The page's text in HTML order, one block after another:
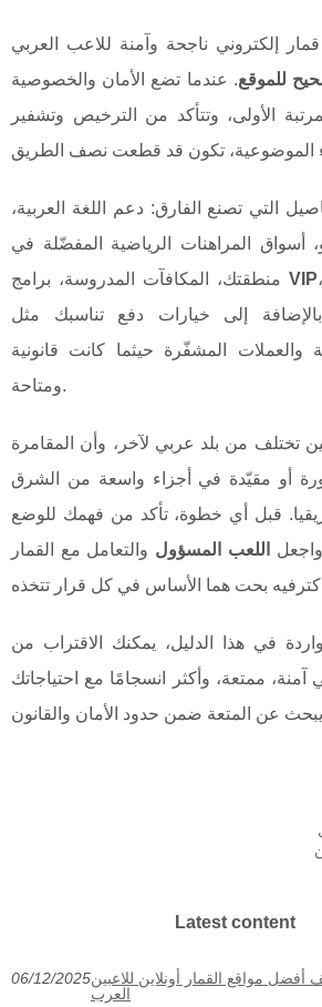
إلكتروني ناجحة وآمنة للاعب العربي
للموقع. عندما تضع الأمان والخصوصية
التي تصنع الفارق: دعم اللغة العربية،
أسواق المراهنات الرياضية المفضّلة في
منطقتك، المكافآت المدروسة، برامجVIP، والتوافق التام مع
إلى خيارات دفع تناسبك مثل
والعملات المشفّرة حيثما كانت قانونية
ومتاحة.
تختلف من بلد عربي لآخر، وأن المقامرة
أو مقيّدة في أجزاء واسعة من الشرق
قبل أي خطوة، تأكد من فهمك للوضع
اللعب المسؤول والتعامل مع القمار
في هذا الدليل، يمكنك الاقتراب من
آمنة، ممتعة، وأكثر انسجامًا مع احتياجاتك
Latest content
06/12/2025أفضل مواقع القمار أونلاين للاعبين
العرب